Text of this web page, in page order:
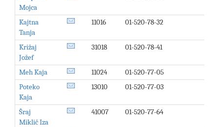
Mojca
Kajtna
Tanja
11016 01-520-78-32
Križaj
Jožef
31018 01-520-78-41
Meh Kaja 11024
01-520-77-05
Poteko
Kaja
13010 01-520-77-03
Šraj
Miklič Iza
41007 01-520-77-64